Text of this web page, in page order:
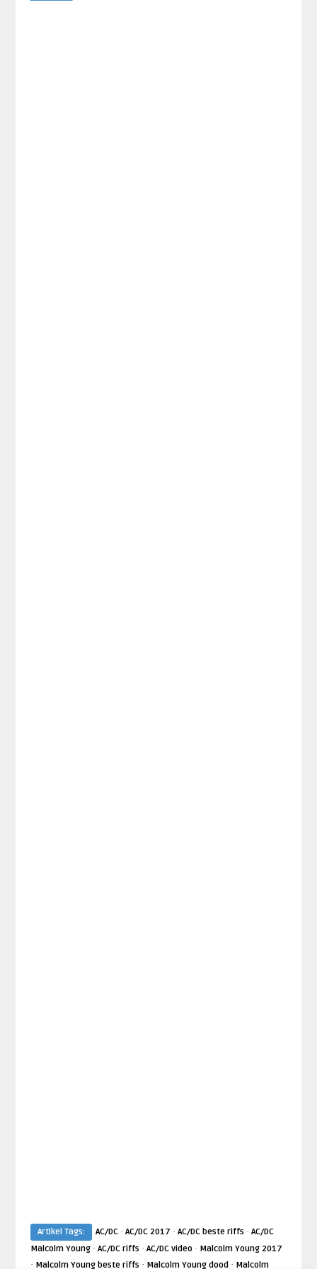
Artikel Tags: AC/DC· AC/DC 2017 · AC/DC beste riffs · AC/DC
Malcolm Young· AC/DC riffs · AC/DC video· Malcolm Young 2017
· Malcolm Young beste riffs · Malcolm Young dood· Malcolm